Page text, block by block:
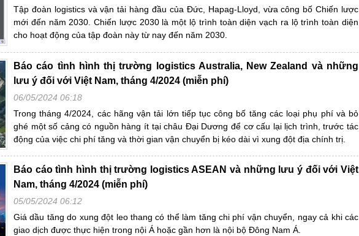
Tập đoàn logistics và vận tải hàng đầu của Đức, Hapag-Lloyd, vừa công bố Chiến lược
mới đến năm 2030. Chiến lược 2030 là một lộ trình toàn diện vạch ra lộ trình toàn diện
cho hoạt động của tập đoàn này từ nay đến năm 2030.
Báo cáo tình hình thị trường logistics Australia, New Zealand và những
lưu ý đối với Việt Nam, tháng 4/2024 (miễn phí)
06/05/2024 06:18
Trong tháng 4/2024, các hãng vận tải lớn tiếp tục công bố tăng các loại phụ phí và bỏ
ghé một số cảng có nguồn hàng ít tại châu Đại Dương để cơ cấu lại lịch trình, trước tác
động của việc chi phí tăng và thời gian vận chuyển bị kéo dài vì xung đột địa chính trị.
Báo cáo tình hình thị trường logistics ASEAN và những lưu ý đối với Việt
Nam, tháng 4/2024 (miễn phí)
05/05/2024 06:12
Giá dầu tăng do xung đột leo thang có thể làm tăng chi phí vận chuyển, ngay cả khi các
giao dịch được thực hiện trong nội Á hoặc gần hơn là nội bộ Đông Nam Á.